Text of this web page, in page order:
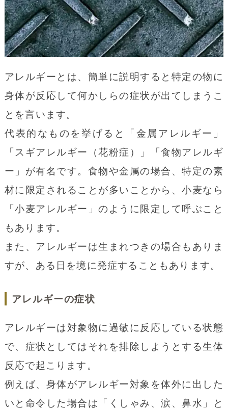
アレルギーとは、簡単に説明すると特定の物に
身体が反応して何かしらの症状が出てしまうこ
とを言います。
代表的なものを挙げると「金属アレルギー」
「スギアレルギー（花粉症）」「食物アレルギ
ー」が有名です。食物や金属の場合、特定の素
材に限定されることが多いことから、小麦なら
「小麦アレルギー」のように限定して呼ぶこと
もあります。
また、アレルギーは生まれつきの場合もありま
すが、ある日を境に発症することもあります。
アレルギーの症状
アレルギーは対象物に過敏に反応している状態
で、症状としてはそれを排除しようとする生体
反応で起こります。
例えば、身体がアレルギー対象を体外に出した
いと命令した場合は「くしゃみ、涙、鼻水」と